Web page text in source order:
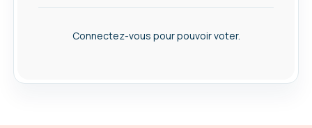
Connectez-vous pour pouvoir voter.